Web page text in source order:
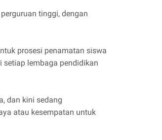
tinggi, dengan
prosesi penamatan siswa
setiap lembaga pendidikan
dan kini sedang
atau kesempatan untuk